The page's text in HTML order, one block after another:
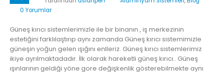
0 Yorumlar
Güneş kırıcı sistemlerimizle ile bir binanın , iş merkezinin
estetiğini farklılaştırıp aynı zamanda Güneş kırıcı sistemimizle
güneşin yoğun gelen ışığını enlleriz. Güneş kırıcı sistemlerimiz
ikiye ayrılmaktadadır. İlk olarak hareketli güneş kırıcı.. Güneş
ışınlarının geldiği yöne gore değişkenlik gösterebilmekte aynı